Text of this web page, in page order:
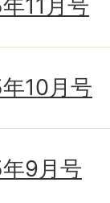
11月号
10月号
9月号